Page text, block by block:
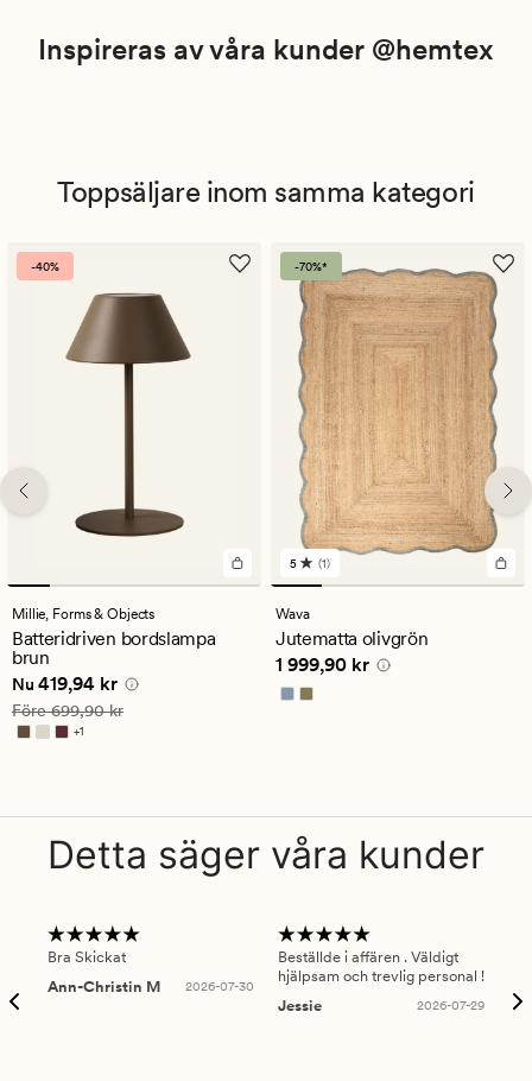
Inspireras av våra kunder @hemtex
Toppsäljare inom samma kategori
-40%
Millie, Forms & Objects
Batteridriven bordslampa
brun
Nuvarande pris
Nu 419,94 kr
Ordinarie pris 699,90 kr
Före699,90 kr
+1
Finns i fler färger
-70%*
1
omdömen
med
ett
genomsnittligt
betyg
på
5
5 (1)
Wava
Jutematta olivgrön
Pris 1 999,90 kr
1 999,90 kr
Detta säger våra kunder
Bra Skickat
Ann-Christin M
2026-07-30
Beställde i affären . Väldigt
hjälpsam och trevlig personal !
Jessie
2026-07-29